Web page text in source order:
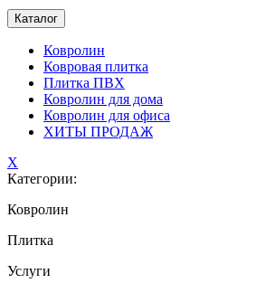
Каталог
Ковролин
Ковровая плитка
Плитка ПВХ
Ковролин для дома
Ковролин для офиса
ХИТЫ ПРОДАЖ
X
Категории:
Ковролин
Плитка
Услуги